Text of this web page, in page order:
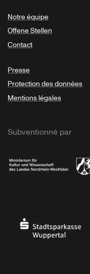
Notre équipe
Offene Stellen
Contact
Presse
Protection des données
Mentions légales
Subventionné par